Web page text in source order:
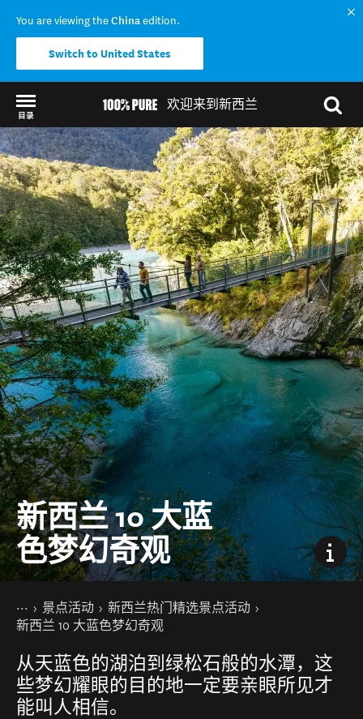
You are viewing theChinaedition.
Switch to United States
欢迎来到新西兰
目录
Back to my results
新西兰 10 大蓝
色梦幻奇观
你的位置
主页景点活动
新西兰热门精选景点活动
新西兰 10 大蓝色梦幻奇观
从天蓝色的湖泊到绿松石般的水潭，这
些梦幻耀眼的目的地一定要亲眼所见才
能叫人相信。